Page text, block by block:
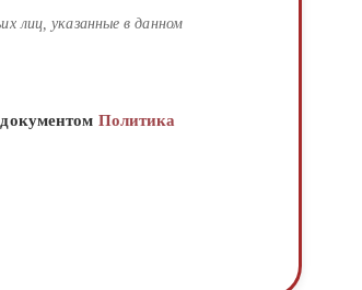
лиц, указанные в данном
Политика